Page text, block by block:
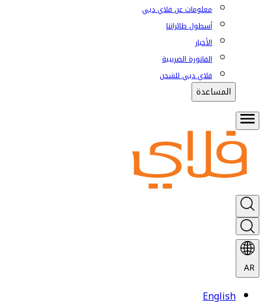
معلومات عن فلاي دبي
أسطول طائراتنا
الأخبار
الفاتورة الضريبية
فلاي دبي للشحن
المساعدة
AR
English